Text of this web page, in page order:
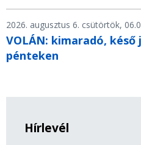
2026. augusztus 6. csütörtök,
VOLÁN: kimaradó,
pénteken
Hírlevél